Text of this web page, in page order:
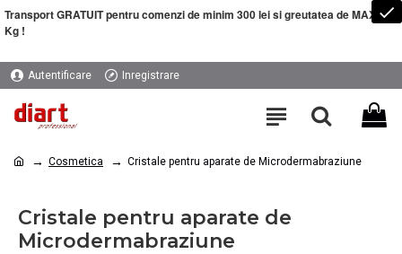
Transport GRATUIT pentru comenzi de minim 300 lei si greutatea de MAXIM 5
Kg !
Autentificare Inregistrare
Cosmetica Cristale pentru aparate de Microdermabraziune
Cristale pentru aparate de
Microdermabraziune